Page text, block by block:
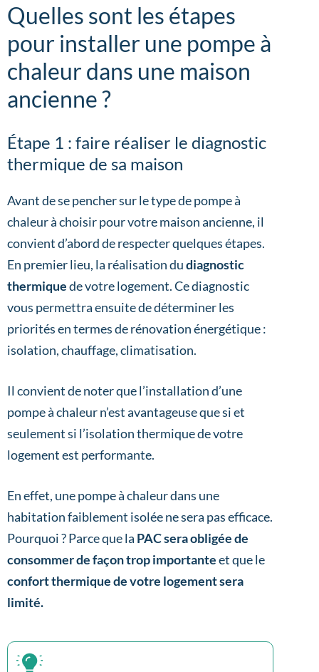
Quelles sont les étapes
pour installer une pompe à
chaleur dans une maison
ancienne ?
Étape 1 : faire réaliser le diagnostic
thermique de sa maison
Avant de se pencher sur le type de pompe à
chaleur à choisir pour votre maison ancienne, il
convient d’abord de respecter quelques étapes.
En premier lieu, la réalisation dudiagnostic
thermiquede votre logement. Ce diagnostic
vous permettra ensuite de déterminer les
priorités en termes de rénovation énergétique :
isolation, chauffage, climatisation.
Il convient de noter que l’installation d’une
pompe à chaleur n’est avantageuse que si et
seulement si l’isolation thermique de votre
logement est performante.
En effet, une pompe à chaleur dans une
habitation faiblement isolée ne sera pas efficace.
Pourquoi ? Parce que la PAC sera obligée de
consommer de façon trop importanteet que le
confort thermique de votre logement sera
limité.